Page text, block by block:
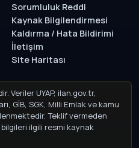
Sorumluluk Reddi
Kaynak Bilgilendirmesi
Kaldırma / Hata Bildirimi
İletişim
Site Haritası
Veriler UYAP, ilan.gov.tr,
GİB, SGK, Milli Emlak ve kamu
Teklif vermeden
ilgili resmi kaynak